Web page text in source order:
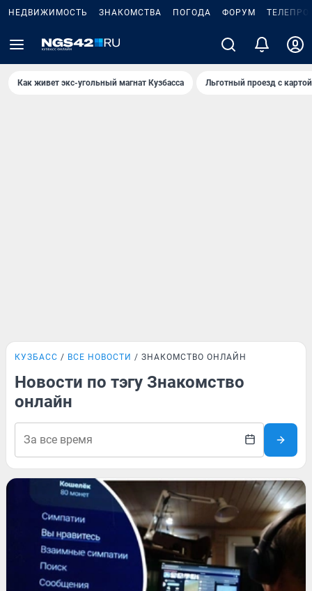
НЕДВИЖИМОСТЬ ЗНАКОМСТВА ПОГОДА ФОРУМ
Как живет экс-угольный магнат Кузбасса Льготный проезд с
КУЗБАСС ВСЕ НОВОСТИ ЗНАКОМСТВО ОНЛАЙН
Новости по тэгу Знакомство
онлайн